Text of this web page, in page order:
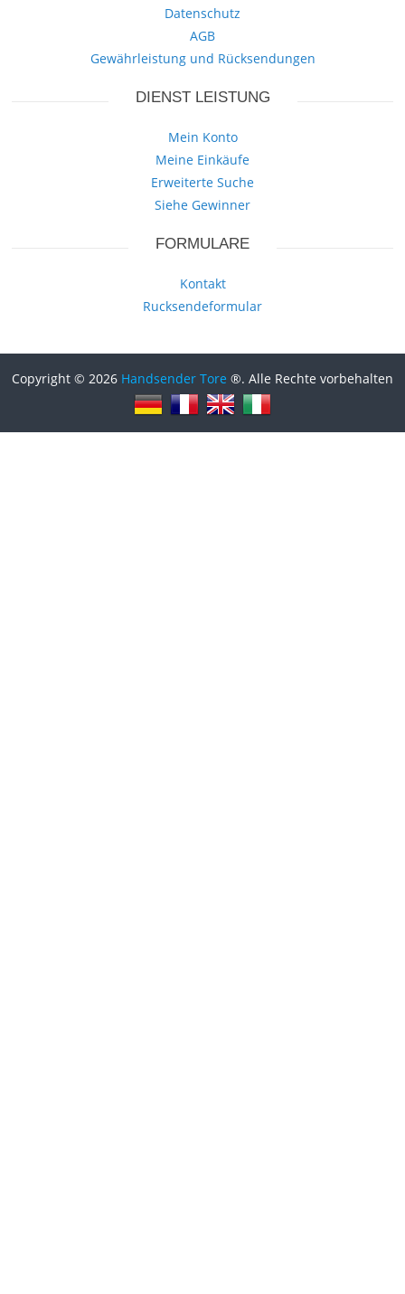
Datenschutz
AGB
Gewährleistung und Rücksendungen
DIENST LEISTUNG
Mein Konto
Meine Einkäufe
Erweiterte Suche
Siehe Gewinner
FORMULARE
Kontakt
Rucksendeformular
Copyright © 2026 Handsender Tore ®. Alle Rechte vorbehalten